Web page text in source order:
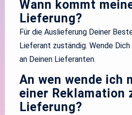
Wann kommt
Lieferung?
Für die Auslieferung Deiner
Lieferant zuständig. Wende
an Deinen Lieferanten.
An wen wende ich
einer Reklamation
Lieferung?